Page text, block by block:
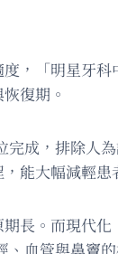
「明星牙科
復期。
成，排除人
能大幅減輕患
長。而現代
血管與鼻竇